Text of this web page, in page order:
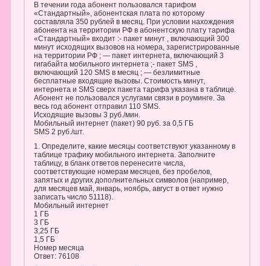
В течении года абонент пользовался тарифом
«Стандартный», абонентская плата по которому
составляла 350 рублей в месяц. При условии нахождения
абонента на территории РФ в абонентскую плату тарифа
«Стандартный» входит :- пакет минут , включающий 300
минут исходящих вызовов на номера, зарегистрированные
на территории РФ ; — пакет интернета, включающий 3
гигабайта мобильного интернета ;- пакет SMS ,
включающий 120 SMS в месяц ; — безлимитные
бесплатные входящие вызовы. Стоимость минут,
интернета и SMS сверх пакета тарифа указана в таблице.
Абонент не пользовался услугами связи в роуминге. За
весь год абонент отправил 110 SMS.
Исходящие вызовы 3 руб./мин.
Мобильный интернет (пакет) 90 руб. за 0,5 ГБ
SMS 2 руб./шт.
1. Определите, какие месяцы соответствуют указанному в
таблице трафику мобильного интернета. Заполните
таблицу, в бланк ответов перенесите числа,
соответствующие номерам месяцев, без пробелов,
запятых и других дополнительных символов (например,
для месяцев май, январь, ноябрь, август в ответ нужно
записать число 51118).
Мобильный интернет
1 ГБ
3 ГБ
3,25 ГБ
1,5 ГБ
Номер месяца
Ответ: 76108